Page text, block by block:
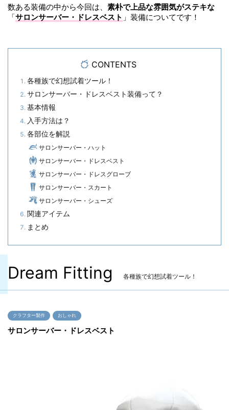
数ある装備の中から今回は、 素朴で上品な雰囲気がステキな
「サロンサーバー・ドレスベスト 」装備についてです！
CONTENTS
各種族で幻想試着ツール！
サロンサーバー・ドレスベスト装備って？
基本情報
入手方法は？
各部位を解説
サロンサーバー・ハット
サロンサーバー・ドレスベスト
サロンサーバー・ドレスグローブ
サロンサーバー・スカート
サロンサーバー・シューズ
関連アイテム
まとめ
Dream Fitting 各種族で幻想試着ツール！
クラフター製作 おしゃれ
サロンサーバー・ドレスベスト